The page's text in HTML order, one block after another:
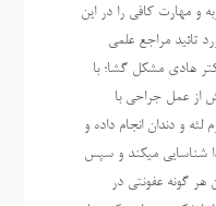
و مهارت کافی را در این
تائید مراجع علمی
هادی مشکل گشا؛ با
از عمل جراحی با
لثه و دندان انجام داده و
شناسایی میکند و سپس
هر گونه عفونتی در